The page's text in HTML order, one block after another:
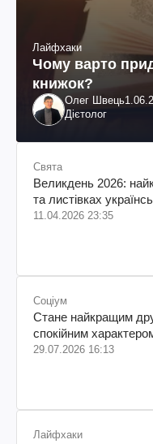
Лайфхаки
Чому варто
книжок?
Олег Швець
Дієтолог
Свята
Великдень 2026:
та листівках
11.04.2026 23:35
Соціум
Стане найкращим
спокійним
29.07.2026 16:13
Лайфхаки